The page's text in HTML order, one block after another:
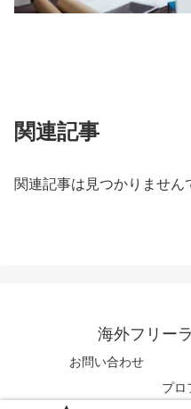
関連記事
関連記事は見つかりません
海外フリー
お問い合わせ
プロ